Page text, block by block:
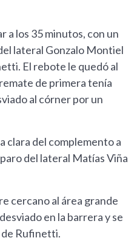
a los 35 minutos, con un
lateral Gonzalo Montiel
El rebote le quedó al
de primera tenía
al córner por un
clara del complemento a
del lateral Matías Viña
cercano al área grande
en la barrera y se
Rufinetti.